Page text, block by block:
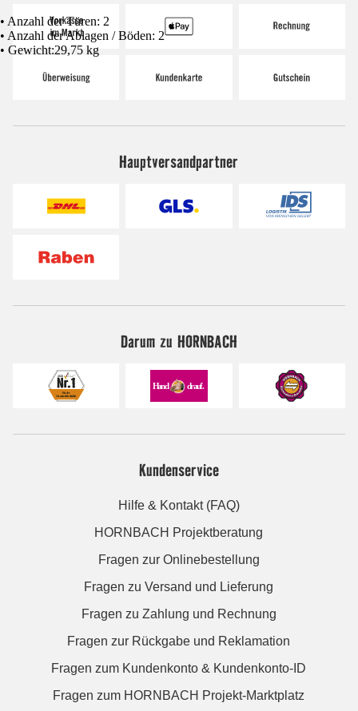
• Anzahl der Türen: 2
• Anzahl der Ablagen / Böden: 2
• Gewicht:29,75 kg
Hauptversandpartner
Darum zu HORNBACH
Kundenservice
Hilfe & Kontakt (FAQ)
HORNBACH Projektberatung
Fragen zur Onlinebestellung
Fragen zu Versand und Lieferung
Fragen zu Zahlung und Rechnung
Fragen zur Rückgabe und Reklamation
Fragen zum Kundenkonto & Kundenkonto-ID
Fragen zum HORNBACH Projekt-Marktplatz